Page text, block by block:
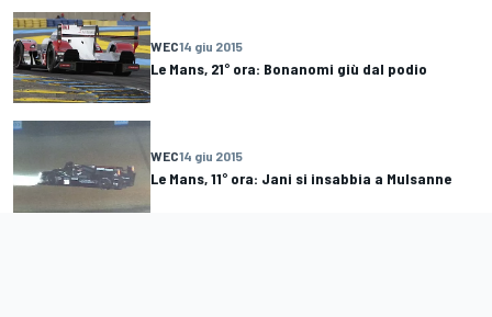
WEC14 giu 2015
Le Mans, 21° ora: Bonanomi giù dal podio
WEC14 giu 2015
Le Mans, 11° ora: Jani si insabbia a Mulsanne